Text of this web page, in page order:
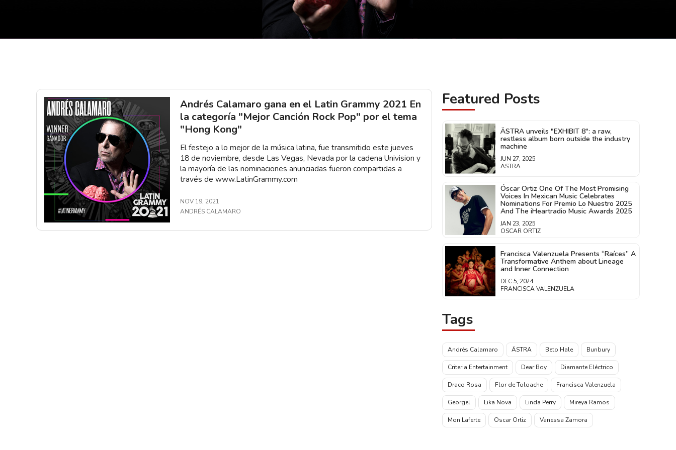
Andrés Calamaro gana en el Latin Grammy 2021 En
la categoría "Mejor Canción Rock Pop" por el tema
"Hong Kong"
El festejo a lo mejor de la música latina, fue transmitido este jueves
18 de noviembre, desde Las Vegas, Nevada por la cadena Univision y
la mayoría de las nominaciones anunciadas fueron compartidas a
través de www.LatinGrammy.com
NOV 19, 2021
ANDRÉS CALAMARO
Featured Posts
ÄSTRA unveils "EXHIBIT 8": a raw,
restless album born outside the industry
machine
JUN 27, 2025
ÄSTRA
Óscar Ortiz One Of The Most Promising
Voices In Mexican Music Celebrates
Nominations For Premio Lo Nuestro 2025
And The iHeartradio Music Awards 2025
JAN 23, 2025
OSCAR ORTIZ
Francisca Valenzuela Presents “Raíces” A
Transformative Anthem about Lineage
and Inner Connection
DEC 5, 2024
FRANCISCA VALENZUELA
Tags
Andrés Calamaro ÄSTRA Beto Hale Bunbury
Criteria Entertainment Dear Boy Diamante Eléctrico
Draco Rosa Flor de Toloache Francisca Valenzuela
Georgel Lika Nova Linda Perry Mireya Ramos
Mon Laferte Oscar Ortiz Vanessa Zamora